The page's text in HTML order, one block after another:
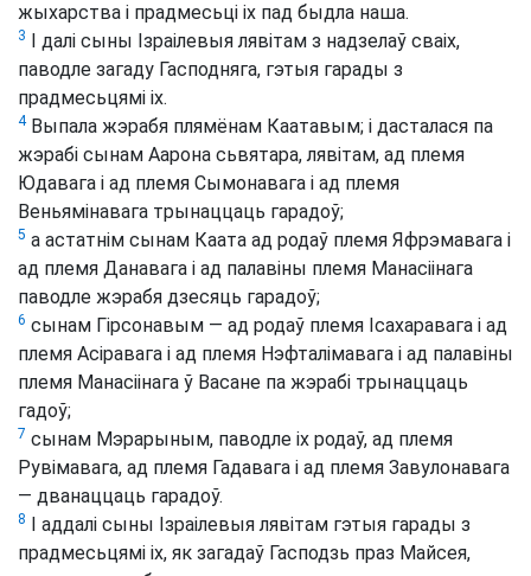
жыхарства і прадмесьці іх пад быдла наша.
3
І далі сыны Ізраілевыя лявітам з надзелаў сваіх,
паводле загаду Гасподняга, гэтыя гарады з
прадмесьцямі іх.
4Выпала жэрабя плямёнам Каатавым; і дасталася па
жэрабі сынам Аарона сьвятара, лявітам, ад племя
Юдавага і ад племя Сымонавага і ад племя
Веньямінавага трынаццаць гарадоў;
5 а астатнім сынам Каата ад родаў племя Яфрэмавага і
ад племя Данавага і ад палавіны племя Манасіінага
паводле жэрабя дзесяць гарадоў;
6 сынам Гірсонавым — ад родаў племя Ісахаравага і ад
племя Асіравага і ад племя Нэфталімавага і ад палавіны
племя Манасіінага ў Васане па жэрабі трынаццаць
гадоў;
7 сынам Мэрарыным, паводле іх родаў, ад племя
Рувімавага, ад племя Гадавага і ад племя Завулонавага
— дванаццаць гарадоў.
8
І аддалі сыны Ізраілевыя лявітам гэтыя гарады з
прадмесьцямі іх, як загадаў Гасподзь праз Майсея,